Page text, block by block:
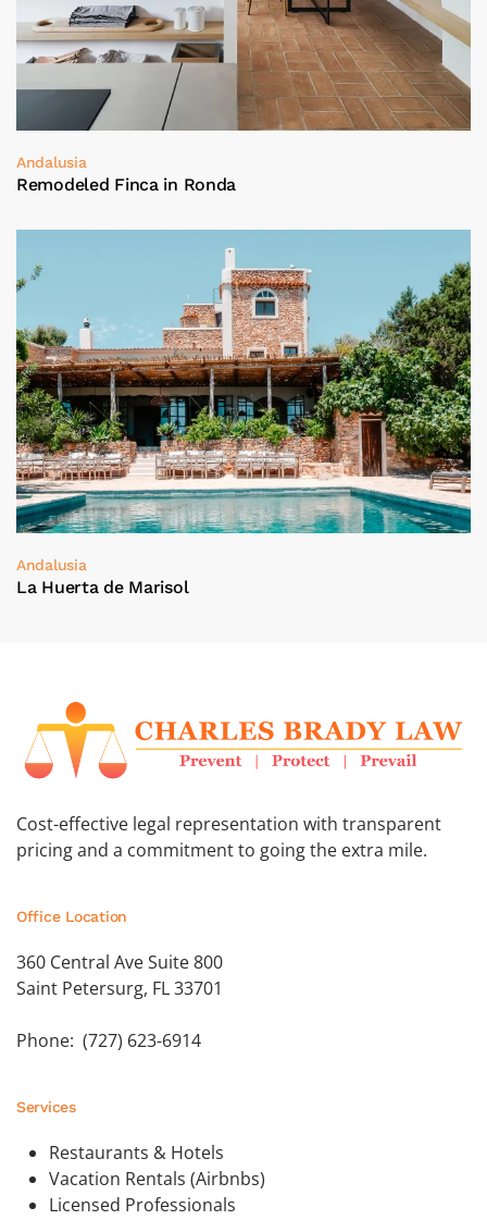
Andalusia
Remodeled Finca in Ronda
Andalusia
La Huerta de Marisol
Cost-effective legal representation with transparent
pricing and a commitment to going the extra mile.
Office Location
360 Central Ave Suite 800
Saint Petersurg, FL 33701
Phone: (727) 623-6914
Services
Restaurants & Hotels
Vacation Rentals (Airbnbs)
Licensed Professionals